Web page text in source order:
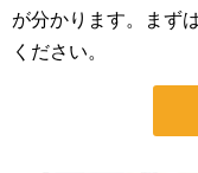
が分かります。まず
ください。